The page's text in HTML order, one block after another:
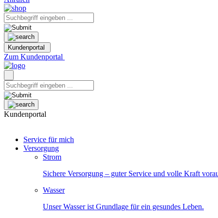
Kundenportal
Zum Kundenportal
Kundenportal
Service für mich
Versorgung
Strom
Sichere Versorgung – guter Service und volle Kraft
Wasser
Unser Wasser ist Grundlage für ein gesundes Leben.